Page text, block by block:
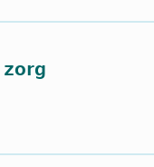
zorg